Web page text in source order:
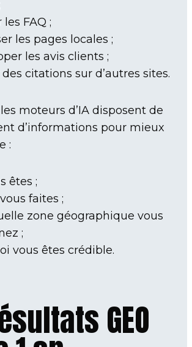
FAQ ;
les pages locales ;
les avis clients ;
citations sur d’autres sites.
moteurs d’IA disposent de
d’informations pour mieux
:
êtes ;
faites ;
zone géographique vous
;
vous êtes crédible.
GEO